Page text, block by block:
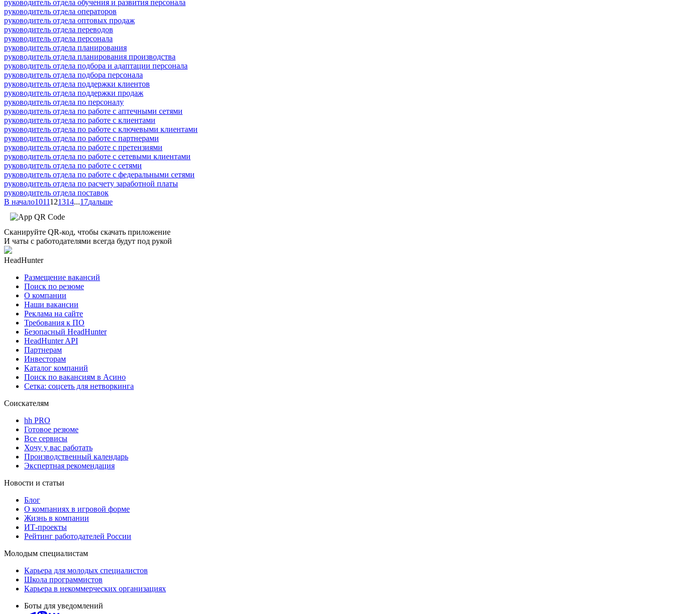
руководитель отдела обучения и развития персонала
руководитель отдела операторов
руководитель отдела оптовых продаж
руководитель отдела переводов
руководитель отдела персонала
руководитель отдела планирования
руководитель отдела планирования производства
руководитель отдела подбора и адаптации персонала
руководитель отдела подбора персонала
руководитель отдела поддержки клиентов
руководитель отдела поддержки продаж
руководитель отдела по персоналу
руководитель отдела по работе с аптечными сетями
руководитель отдела по работе с клиентами
руководитель отдела по работе с ключевыми клиентами
руководитель отдела по работе с партнерами
руководитель отдела по работе с претензиями
руководитель отдела по работе с сетевыми клиентами
руководитель отдела по работе с сетями
руководитель отдела по работе с федеральными сетями
руководитель отдела по расчету заработной платы
руководитель отдела поставок
В начало1011121314...17дальше
Сканируйте QR-код, чтобы скачать приложение
И чаты с работодателями всегда будут под рукой
HeadHunter
Размещение вакансий
Поиск по резюме
О компании
Наши вакансии
Реклама на сайте
Требования к ПО
Безопасный HeadHunter
HeadHunter API
Партнерам
Инвесторам
Каталог компаний
Поиск по вакансиям в Асино
Сетка: соцсеть для нетворкинга
Соискателям
hh PRO
Готовое резюме
Все сервисы
Хочу у вас работать
Производственный календарь
Экспертная рекомендация
Новости и статьи
Блог
О компаниях в игровой форме
Жизнь в компании
ИТ-проекты
Рейтинг работодателей России
Молодым специалистам
Карьера для молодых специалистов
Школа программистов
Карьера в некоммерческих организациях
Боты для уведомлений